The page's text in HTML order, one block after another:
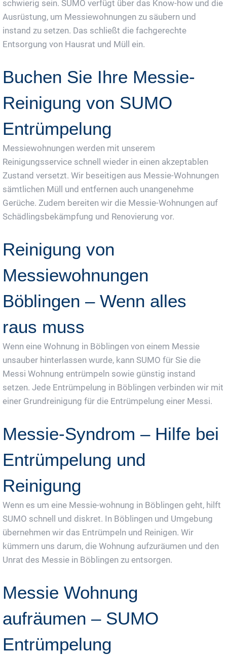
schwierig sein. SUMO verfügt über das Know-how und die
Ausrüstung, um Messiewohnungen zu säubern und
instand zu setzen. Das schließt die fachgerechte
Entsorgung von Hausrat und Müll ein.
Buchen Sie Ihre Messie-
Reinigung von SUMO
Entrümpelung
Messiewohnungen werden mit unserem
Reinigungsservice schnell wieder in einen akzeptablen
Zustand versetzt. Wir beseitigen aus Messie-Wohnungen
sämtlichen Müll und entfernen auch unangenehme
Gerüche. Zudem bereiten wir die Messie-Wohnungen auf
Schädlingsbekämpfung und Renovierung vor.
Reinigung von
Messiewohnungen
Böblingen – Wenn alles
raus muss
Wenn eine Wohnung in Böblingen von einem Messie
unsauber hinterlassen wurde, kann SUMO für Sie die
Messi Wohnung entrümpeln sowie günstig instand
setzen. Jede Entrümpelung in Böblingen verbinden wir mit
einer Grundreinigung für die Entrümpelung einer Messi.
Messie-Syndrom – Hilfe bei
Entrümpelung und
Reinigung
Wenn es um eine Messie-wohnung in Böblingen geht, hilft
SUMO schnell und diskret. In Böblingen und Umgebung
übernehmen wir das Entrümpeln und Reinigen. Wir
kümmern uns darum, die Wohnung aufzuräumen und den
Unrat des Messie in Böblingen zu entsorgen.
Messie Wohnung
aufräumen – SUMO
Entrümpelung